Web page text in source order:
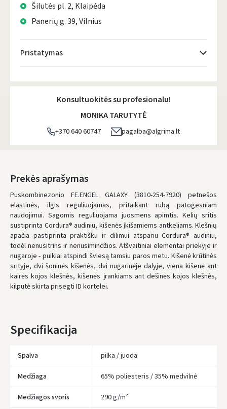
Šilutės pl. 2, Klaipėda
Panerių g. 39, Vilnius
Pristatymas
Atsiėmimo taškai- 0.00 €
DPD kurjeris - 0.00 €
DPD paštomatai- 0.00 €
LP Express paštomatai
LP Express kurjeris- 0.00 €
Penktadienį, Rugpjūčio 7 d.
ŠIĄ PREKĘ PRISTATYSIME JUMSNEMOKAMAI!
* Pristatymo terminai yra preliminarūs ir gali priklausyti nuo kurjerių
užimtumo.
Konsultuokitės su profesionalu!
MONIKA TARUTYTĖ
+370 640 60747 pagalba@algrima.lt
Prekės aprašymas
Puskombinezonio FE.ENGEL GALAXY (3810-254-7920) petnešos
elastinės, ilgis reguliuojamas, pritaikant rūbą patogesniam
naudojimui. Sagomis reguliuojama juosmens apimtis. Kelių sritis
sustiprinta Cordura® audiniu, kišenės įkišamiems antkeliams. Klešnių
apačia pastiprinta praktišku ir dilimui atspariu Cordura® audiniu,
todėl nenusitrins ir nenusimindžios. Atšvaitiniai elementai priekyje ir
nugaroje - puikiai atspindi šviesą tamsiu paros metu. Kišenė krūtinės
srityje, dvi šoninės kišenės, dvi nugarinėje dalyje, viena kišenė ant
kairės kojos klešnės, kišenės įrankiams ant dešinės kojos klešnės,
kilputė skirta prisegti ID kortelei.
Specifikacija
Spalva pilka / juoda
Medžiaga 65% poliesteris / 35% medvilnė
Medžiagos svoris 290 g/m²
Įvertinimas: